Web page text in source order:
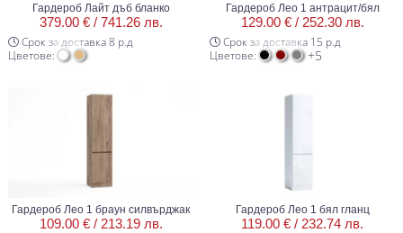
Гардероб Лайт дъб бланко
379.00 € / 741.26 лв.
Срок за доставка 8 р.д
Цветове:
Гардероб Лео 1 антрацит/бял
129.00 € / 252.30 лв.
Срок за доставка 15 р.д
Цветове:
+5
Гардероб Лео 1 браун силвърджак
109.00 € / 213.19 лв.
Гардероб Лео 1 бял гланц
119.00 € / 232.74 лв.